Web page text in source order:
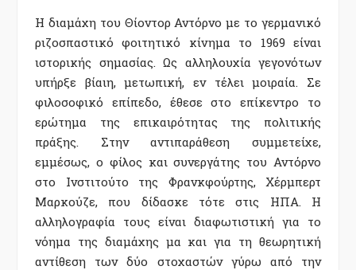
Η διαμάχη του Θίοντορ Αντόρνο με το γερμανικό
ριζοσπαστικό φοιτητικό κίνημα το 1969 είναι
ιστορικής σημασίας. Ως αλληλουχία γεγονότων
υπήρξε βίαιη, μετωπική, εν τέλει μοιραία. Σε
φιλοσοφικό επίπεδο, έθεσε στο επίκεντρο το
ερώτημα της επικαιρότητας της πολιτικής
πράξης. Στην αντιπαράθεση συμμετείχε,
εμμέσως, ο φίλος και συνεργάτης του Αντόρνο
στο Ινστιτούτο της Φρανκφούρτης, Χέρμπερτ
Μαρκούζε, που δίδασκε τότε στις ΗΠΑ. Η
αλληλογραφία τους είναι διαφωτιστική για το
νόημα της διαμάχης μα και για τη θεωρητική
αντίθεση των δύο στοχαστών γύρω από την